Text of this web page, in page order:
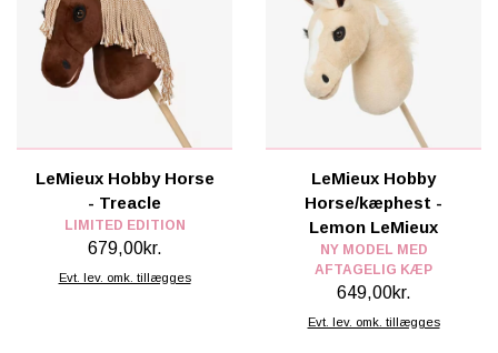
LeMieux Hobby Horse
- Treacle
LIMITED EDITION
679,00kr.
Evt. lev. omk. tillægges
LeMieux Hobby
Horse/kæphest -
Lemon LeMieux
NY MODEL MED
AFTAGELIG KÆP
649,00kr.
Evt. lev. omk. tillægges